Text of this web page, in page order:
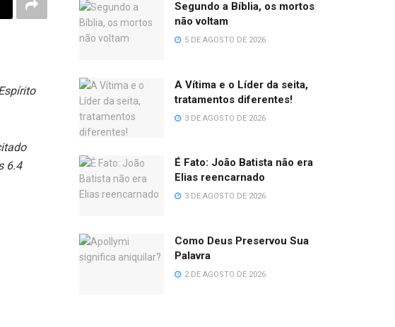
6.4
Segundo a Bíblia, os mortos
não voltam
5 DE AGOSTO DE 2026
A Vítima e o Líder da seita,
tratamentos diferentes!
3 DE AGOSTO DE 2026
É Fato: João Batista não era
Elias reencarnado
3 DE AGOSTO DE 2026
Como Deus Preservou Sua
Palavra
2 DE AGOSTO DE 2026